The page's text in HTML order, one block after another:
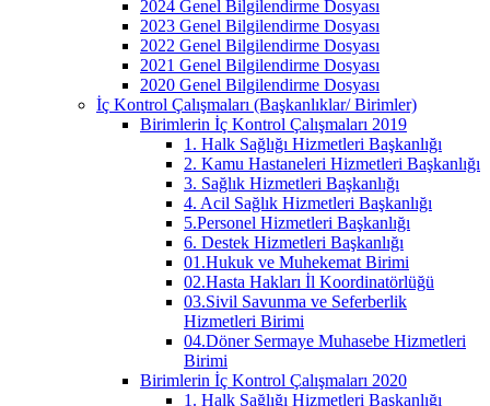
2024 Genel Bilgilendirme Dosyası
2023 Genel Bilgilendirme Dosyası
2022 Genel Bilgilendirme Dosyası
2021 Genel Bilgilendirme Dosyası
2020 Genel Bilgilendirme Dosyası
İç Kontrol Çalışmaları (Başkanlıklar/ Birimler)
Birimlerin İç Kontrol Çalışmaları 2019
1. Halk Sağlığı Hizmetleri Başkanlığı
2. Kamu Hastaneleri Hizmetleri Başkanlığı
3. Sağlık Hizmetleri Başkanlığı
4. Acil Sağlık Hizmetleri Başkanlığı
5.Personel Hizmetleri Başkanlığı
6. Destek Hizmetleri Başkanlığı
01.Hukuk ve Muhekemat Birimi
02.Hasta Hakları İl Koordinatörlüğü
03.Sivil Savunma ve Seferberlik
Hizmetleri Birimi
04.Döner Sermaye Muhasebe Hizmetleri
Birimi
Birimlerin İç Kontrol Çalışmaları 2020
1. Halk Sağlığı Hizmetleri Başkanlığı